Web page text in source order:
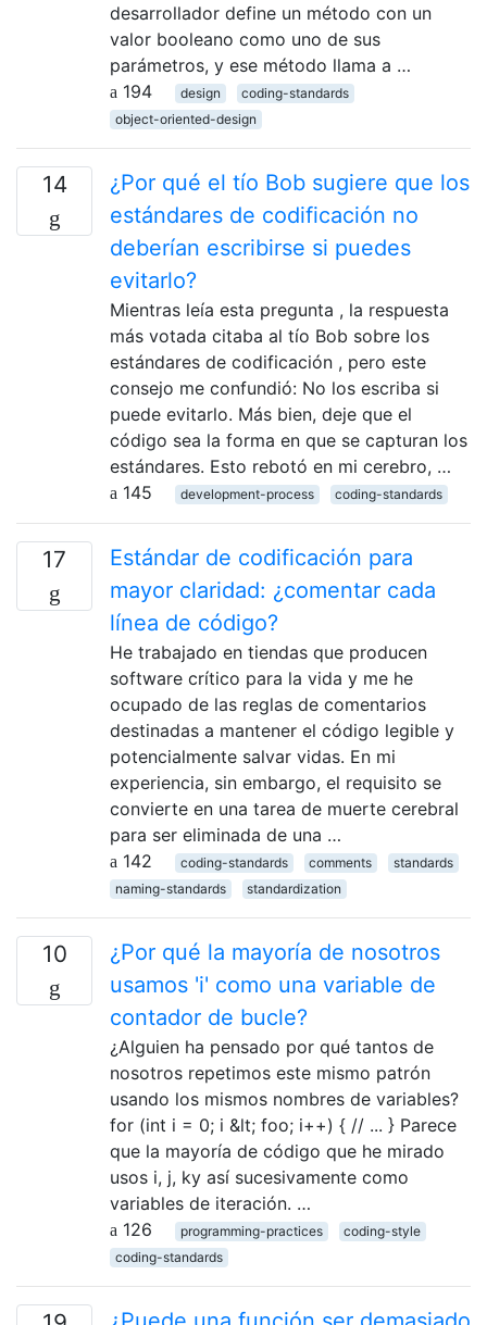
desarrollador define un método con un
valor booleano como uno de sus
parámetros, y ese método llama a …
194
design
coding-standards
object-oriented-design
14
¿Por qué el tío Bob sugiere que los
estándares de codificación no
deberían escribirse si puedes
evitarlo?
Mientras leía esta pregunta , la respuesta
más votada citaba al tío Bob sobre los
estándares de codificación , pero este
consejo me confundió: No los escriba si
puede evitarlo. Más bien, deje que el
código sea la forma en que se capturan los
estándares. Esto rebotó en mi cerebro, …
145
development-process coding-standards
17
Estándar de codificación para
mayor claridad: ¿comentar cada
línea de código?
He trabajado en tiendas que producen
software crítico para la vida y me he
ocupado de las reglas de comentarios
destinadas a mantener el código legible y
potencialmente salvar vidas. En mi
experiencia, sin embargo, el requisito se
convierte en una tarea de muerte cerebral
para ser eliminada de una …
142
coding-standards comments
standards
naming-standards
standardization
10
¿Por qué la mayoría de nosotros
usamos 'i' como una variable de
contador de bucle?
¿Alguien ha pensado por qué tantos de
nosotros repetimos este mismo patrón
usando los mismos nombres de variables?
for (int i = 0; i &lt; foo; i++) { // ... } Parece
que la mayoría de código que he mirado
usos i, j, ky así sucesivamente como
variables de iteración. …
126
programming-practices
coding-style
coding-standards